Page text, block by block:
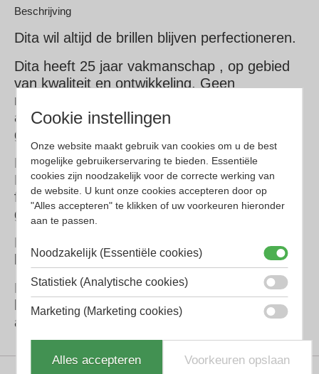
Beschrijving
Dita wil altijd de brillen blijven perfectioneren.
Dita heeft 25 jaar vakmanschap , op gebied
van kwaliteit en ontwikkeling. Geen
massaproductie en automatisering, maar
artistieke erfenis met behulp van zeer
gewaardeerde ambachtslieden.
DITA gebruikt een van de hoogste kwaliteiten
Beta-titanium, dat dun, duurzaam en extreem
flexibel is. Ons Beta-titanium is 1/3 het
gewicht van staal.
DITA gebruikt acetaat van de hoogste
kwaliteit dat beschikbaar is.
De glazen van DITA hebben allemaal extra
harde coating en een ontspiegeling aan de
achterkant tegen reflecties.
Cookie instellingen
Onze website maakt gebruik van cookies om u de best
mogelijke gebruikerservaring te bieden. Essentiële
cookies zijn noodzakelijk voor de correcte werking van
de website. U kunt onze cookies accepteren door op
"Alles accepteren" te klikken of uw voorkeuren hieronder
aan te passen.
Noodzakelijk (Essentiële cookies)
Statistiek (Analytische cookies)
Marketing (Marketing cookies)
Alles accepteren Voorkeuren opslaan